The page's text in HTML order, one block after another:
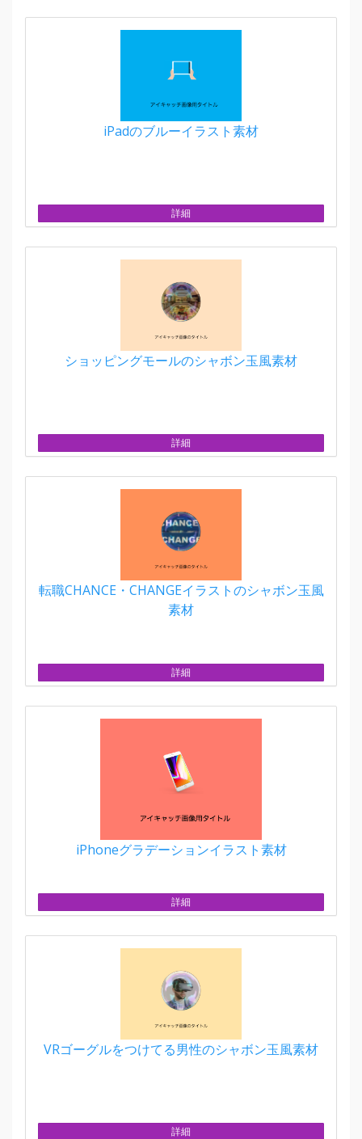
iPadのブルーイラスト素材
詳細
ショッピングモールのシャボン玉風素材
詳細
転職CHANCE・CHANGEイラストのシャボン玉風
素材
詳細
iPhoneグラデーションイラスト素材
詳細
VRゴーグルをつけてる男性のシャボン玉風素材
詳細